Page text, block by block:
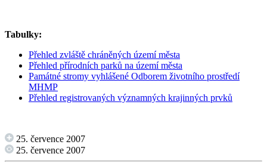
Tabulky:
Přehled zvláště chráněných území města
Přehled přírodních parků na území města
Památné stromy vyhlášené Odborem životního prostředí
MHMP
Přehled registrovaných významných krajinných prvků
25. července 2007
25. července 2007